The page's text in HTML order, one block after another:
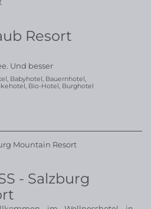
Resort
Und besser
, Babyhotel , Bauernhotel ,
, Bio-Hotel , Burghotel
- Salzburg